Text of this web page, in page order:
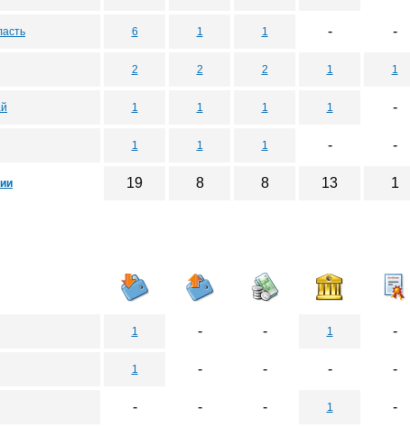
6 1 1 - -
2 2 2 1 1
1 1 1 1 -
1 1 1 - -
19 8 8 13 1
1 - - 1 -
1 - - - -
- - - 1 -